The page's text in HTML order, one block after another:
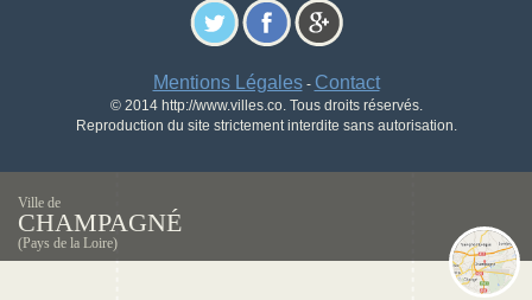
Mentions Légales- Contact
© 2014 http://www.villes.co. Tous droits réservés.
Reproduction du site strictement interdite sans autorisation.
Ville de
CHAMPAGNÉ
(Pays de la Loire)